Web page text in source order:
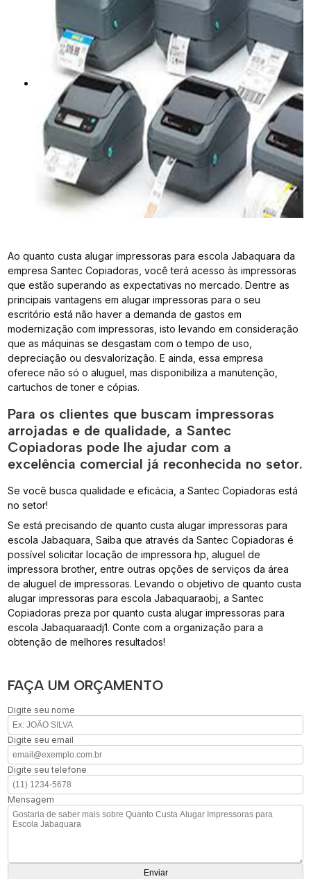
Ao quanto custa alugar impressoras para escola Jabaquara da
empresa Santec Copiadoras, você terá acesso às impressoras
que estão superando as expectativas no mercado. Dentre as
principais vantagens em alugar impressoras para o seu
escritório está não haver a demanda de gastos em
modernização com impressoras, isto levando em consideração
que as máquinas se desgastam com o tempo de uso,
depreciação ou desvalorização. E ainda, essa empresa
oferece não só o aluguel, mas disponibiliza a manutenção,
cartuchos de toner e cópias.
Para os clientes que buscam impressoras
arrojadas e de qualidade, a Santec
Copiadoras pode lhe ajudar com a
excelência comercial já reconhecida no setor.
Se você busca qualidade e eficácia, a Santec Copiadoras está
no setor!
Se está precisando de quanto custa alugar impressoras para
escola Jabaquara, Saiba que através da Santec Copiadoras é
possível solicitar locação de impressora hp, aluguel de
impressora brother, entre outras opções de serviços da área
de aluguel de impressoras. Levando o objetivo de quanto custa
alugar impressoras para escola Jabaquaraobj, a Santec
Copiadoras preza por quanto custa alugar impressoras para
escola Jabaquaraadj1. Conte com a organização para a
obtenção de melhores resultados!
FAÇA UM ORÇAMENTO
Digite seu nome
Digite seu email
Digite seu telefone
Mensagem